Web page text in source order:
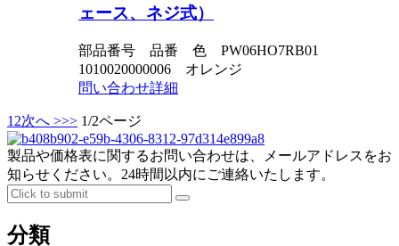
ェース、ネジ式）
部品番号 品番 色 PW06HO7RB01
1010020000006 オレンジ
問い合わせ詳細
1 2次へ >>> 1/2ページ
製品や価格表に関するお問い合わせは、メールアドレスをお
知らせください。24時間以内にご連絡いたします。
分類